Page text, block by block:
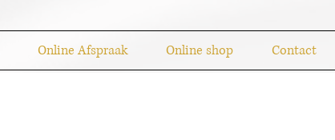
Online Afspraak Online shop Contact